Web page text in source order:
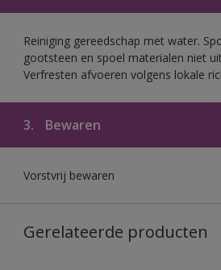
Reiniging gereedschap met water.
gootsteen en spoel materialen niet
Verfresten afvoeren volgens lokale
3. Bewaren
Vorstvrij bewaren
Gerelateerde producten